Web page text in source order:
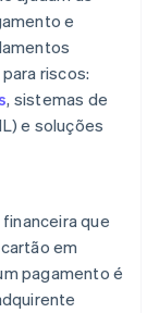
e
riscos:
, sistemas de
e soluções
que
em
pagamento é